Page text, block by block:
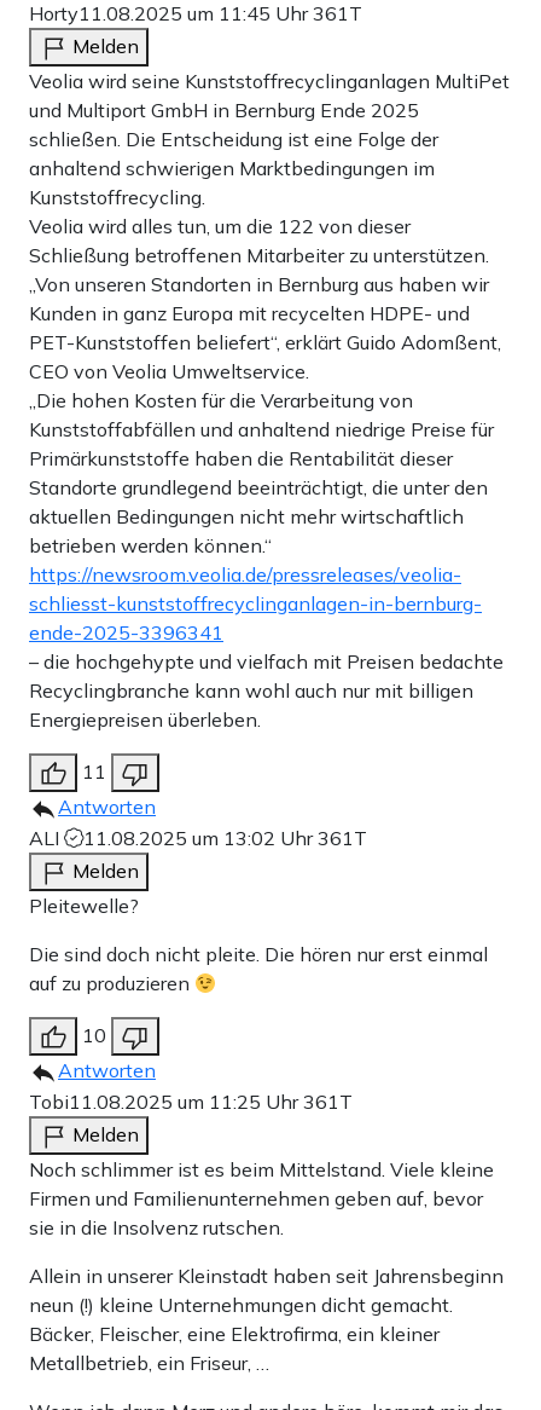
Horty11.08.2025 um 11:45 Uhr361T
Melden
Veolia wird seine Kunststoffrecyclinganlagen MultiPet
und Multiport GmbH in Bernburg Ende 2025
schließen. Die Entscheidung ist eine Folge der
anhaltend schwierigen Marktbedingungen im
Kunststoffrecycling.
Veolia wird alles tun, um die 122 von dieser
Schließung betroffenen Mitarbeiter zu unterstützen.
„Von unseren Standorten in Bernburg aus haben wir
Kunden in ganz Europa mit recycelten HDPE- und
PET-Kunststoffen beliefert“, erklärt Guido Adomßent,
CEO von Veolia Umweltservice.
„Die hohen Kosten für die Verarbeitung von
Kunststoffabfällen und anhaltend niedrige Preise für
Primärkunststoffe haben die Rentabilität dieser
Standorte grundlegend beeinträchtigt, die unter den
aktuellen Bedingungen nicht mehr wirtschaftlich
betrieben werden können.“
https://newsroom.veolia.de/pressreleases/veolia-
schliesst-kunststoffrecyclinganlagen-in-bernburg-
ende-2025-3396341
– die hochgehypte und vielfach mit Preisen bedachte
Recyclingbranche kann wohl auch nur mit billigen
Energiepreisen überleben.
11
Antworten
ALI
11.08.2025 um 13:02 Uhr361T
Melden
Pleitewelle?
Die sind doch nicht pleite. Die hören nur erst einmal
auf zu produzieren
10
Antworten
Tobi11.08.2025 um 11:25 Uhr361T
Melden
Noch schlimmer ist es beim Mittelstand. Viele kleine
Firmen und Familienunternehmen geben auf, bevor
sie in die Insolvenz rutschen.
Allein in unserer Kleinstadt haben seit Jahrensbeginn
neun (!) kleine Unternehmungen dicht gemacht.
Bäcker, Fleischer, eine Elektrofirma, ein kleiner
Metallbetrieb, ein Friseur, …